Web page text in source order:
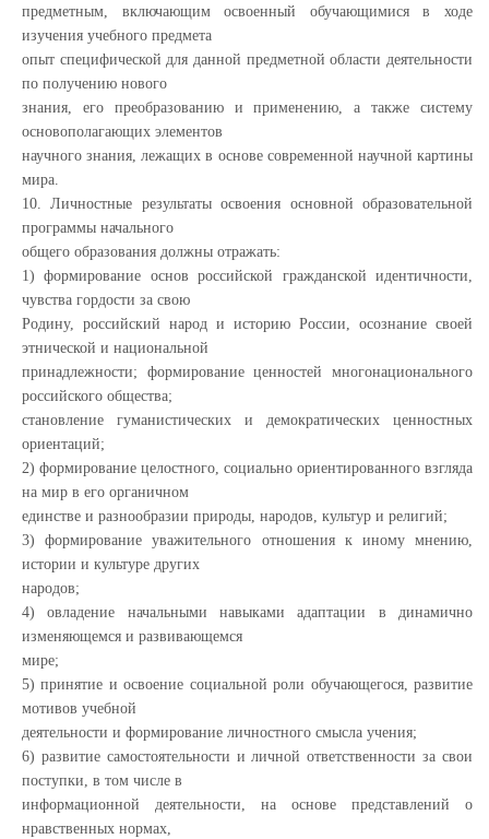
предметным, включающим освоенный обучающимися в ходе
изучения учебного предмета
опыт специфической для данной предметной области деятельности
по получению нового
знания, его преобразованию и применению, а также систему
основополагающих элементов
научного знания, лежащих в основе современной научной картины
мира.
10. Личностные результаты освоения основной образовательной
программы начального
общего образования должны отражать:
1) формирование основ российской гражданской идентичности,
чувства гордости за свою
Родину, российский народ и историю России, осознание своей
этнической и национальной
принадлежности; формирование ценностей многонационального
российского общества;
становление гуманистических и демократических ценностных
ориентаций;
2) формирование целостного, социально ориентированного взгляда
на мир в его органичном
единстве и разнообразии природы, народов, культур и религий;
3) формирование уважительного отношения к иному мнению,
истории и культуре других
народов;
4) овладение начальными навыками адаптации в динамично
изменяющемся и развивающемся
мире;
5) принятие и освоение социальной роли обучающегося, развитие
мотивов учебной
деятельности и формирование личностного смысла учения;
6) развитие самостоятельности и личной ответственности за свои
поступки, в том числе в
информационной деятельности, на основе представлений о
нравственных нормах,